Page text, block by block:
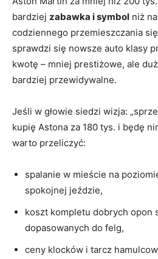
bardziej zabawka i symbol niż
codziennego przemieszczania
sprawdzi się nowsze auto klasy
kwotę – mniej prestiżowe, ale
bardziej przewidywalne.
Jeśli w głowie siedzi wizja:
kupię Astona za 180 tys. i będę
warto przeliczyć:
spalanie w mieście na
spokojnej jeździe,
koszt kompletu dobrych opon
dopasowanych do felg,
ceny klocków i tarcz